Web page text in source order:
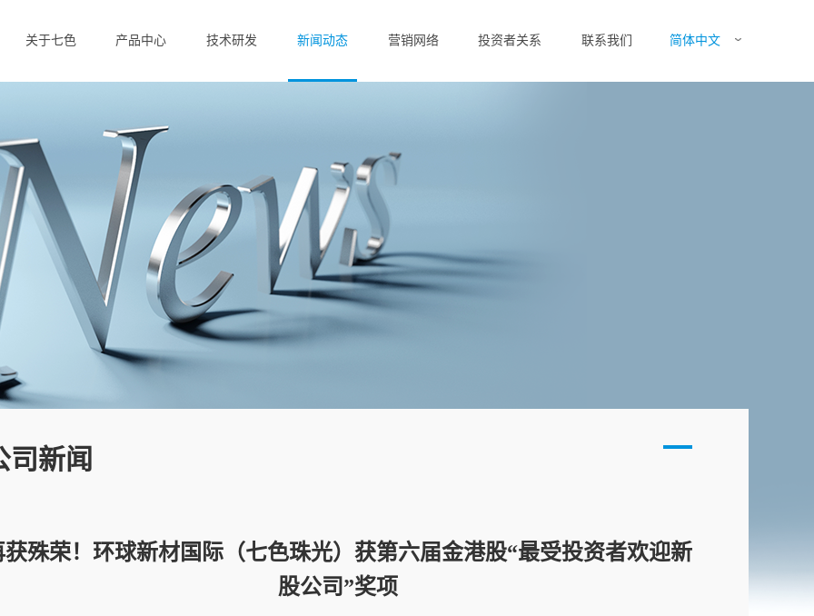
关于七色 产品中心 技术研发 新闻动态 营销网络 投资者关系 联系我们 简体中文
司新闻
获殊荣！环球新材国际（七色珠光）获第六届金港股“最受投资者欢迎新
股公司”奖项